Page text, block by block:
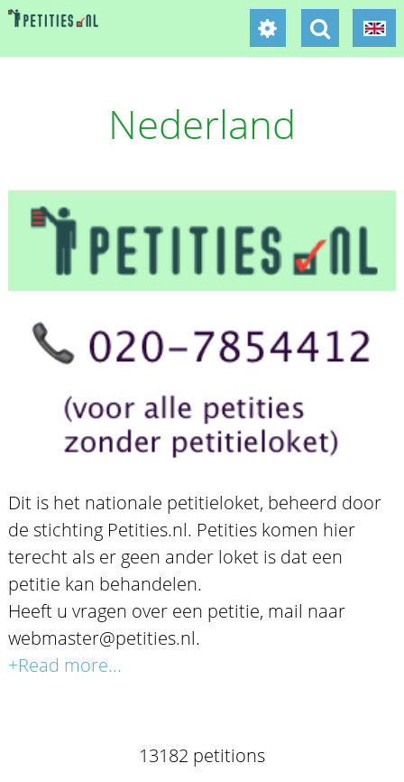
Nederland
Dit is het nationale petitieloket, beheerd door
de stichting Petities.nl. Petities komen hier
terecht als er geen ander loket is dat een
petitie kan behandelen.
Heeft u vragen over een petitie, mail naar
webmaster@petities.nl.
+Read more...
13182 petitions